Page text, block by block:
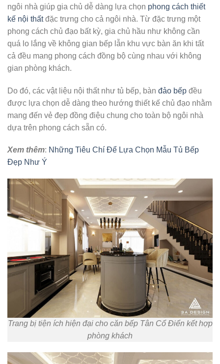
ngôi nhà giúp gia chủ dễ dàng lựa chọn phong cách thiết
kế nội thấtđặc trưng cho cả ngôi nhà. Từ đặc trưng một
phong cách chủ đạo bất kỳ, gia chủ hầu như không cần
quá lo lắng về không gian bếp lẫn khu vực bàn ăn khi tất
cả đều mang phong cách đồng bộ cùng nhau với không
gian phòng khách.
Do đó, các vật liệu nội thất như tủ bếp, bàn đảo bếp đều
được lựa chọn dễ dàng theo hướng thiết kế chủ đạo nhằm
mang đến vẻ đẹp đồng điệu chung cho toàn bộ ngôi nhà
dựa trên phong cách sẵn có.
Xem thêm: Những Tiêu Chí Để Lựa Chọn Mẫu Tủ Bếp
Đẹp Như Ý
Trang bị tiện ích hiện đại cho căn bếp Tân Cổ Điển kết hợp
phòng khách